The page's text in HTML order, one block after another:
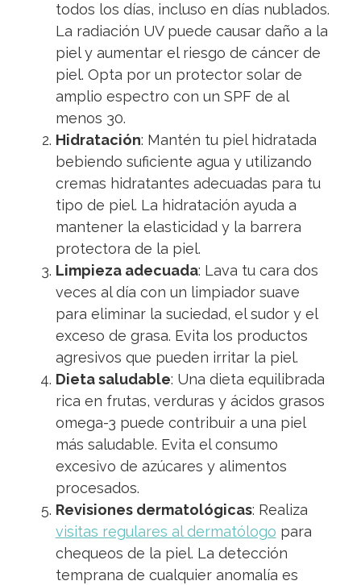
todos los días, incluso en días nublados.
La radiación UV puede causar daño a la
piel y aumentar el riesgo de cáncer de
piel. Opta por un protector solar de
amplio espectro con un SPF de al
menos 30.
Hidratación: Mantén tu piel hidratada
bebiendo suficiente agua y utilizando
cremas hidratantes adecuadas para tu
tipo de piel. La hidratación ayuda a
mantener la elasticidad y la barrera
protectora de la piel.
Limpieza adecuada: Lava tu cara dos
veces al día con un limpiador suave
para eliminar la suciedad, el sudor y el
exceso de grasa. Evita los productos
agresivos que pueden irritar la piel.
Dieta saludable: Una dieta equilibrada
rica en frutas, verduras y ácidos grasos
omega-3 puede contribuir a una piel
más saludable. Evita el consumo
excesivo de azúcares y alimentos
procesados.
Revisiones dermatológicas: Realiza
visitas regulares al dermatólogo para
chequeos de la piel. La detección
temprana de cualquier anomalía es